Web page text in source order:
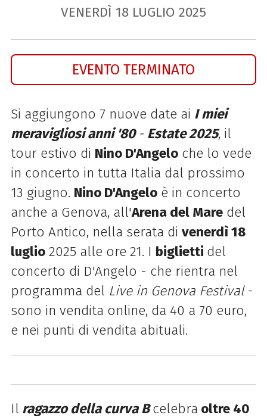
VENERDÌ 18 LUGLIO 2025
EVENTO TERMINATO
Si aggiungono 7 nuove date ai I miei
meravigliosi anni '80 - Estate 2025, il
tour estivo di Nino D'Angeloche lo vede
in concerto in tutta Italia dal prossimo
13 giugno. Nino D'Angeloè in concerto
anche a Genova, all'Arena del Maredel
Porto Antico, nella serata di venerdì 18
luglio2025 alle ore 21. I biglietti del
concerto di D'Angelo - che rientra nel
programma del Live in Genova Festival-
sono in vendita online, da 40 a 70 euro,
e nei punti di vendita abituali.
Il ragazzo della curva B celebra oltre 40